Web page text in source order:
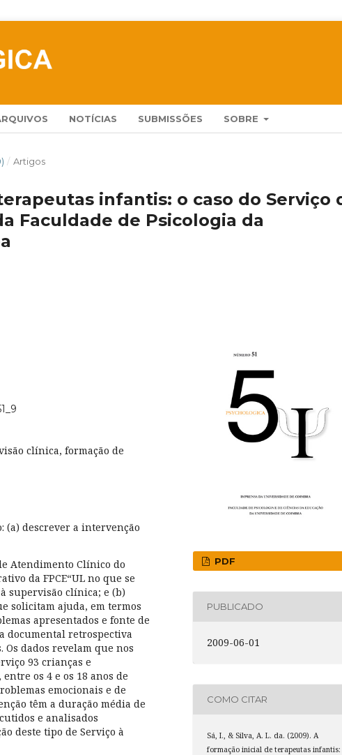
NOTÍCIAS SUBMISSÕES SOBRE
/ Artigos
infantis: o caso do Serviço
Faculdade de Psicologia da
clínica, formação de
(a) descrever a intervenção
Atendimento Clínico do
da FPCE“UL no que se
supervisão clínica; e (b)
solicitam ajuda, em termos
apresentados e fonte de
documental retrospectiva
Os dados revelam que nos
93 crianças e
os 4 e os 18 anos de
emocionais e de
têm a duração média de
e analisados
deste tipo de Serviço à
PDF
PUBLICADO
2009-06-01
COMO CITAR
Sá, I., & Silva, A. L. da. (2009). A
formação inicial de terapeutas infantis: